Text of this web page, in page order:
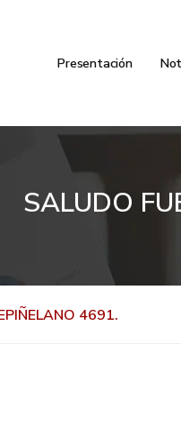
Presentación
SALUDO
4691.